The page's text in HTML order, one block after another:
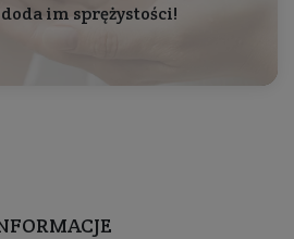
im sprężystości!